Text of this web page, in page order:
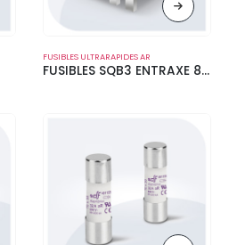
FUSIBLES ULTRARAPIDES AR
FUSIBLES SQB3 ENTRAXE 80 MM 690V